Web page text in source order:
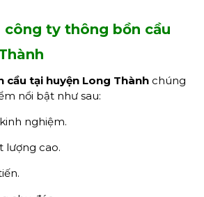
công ty thông bồn cầu
cầu tại huyện Long Thành chúng
nổi bật như sau:
nghiệm.
lượng cao.